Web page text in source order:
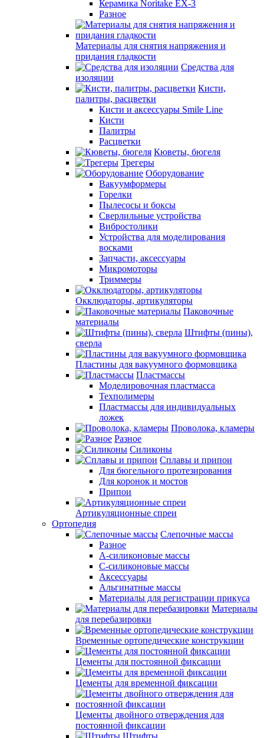
Керамика Noritake EX-3
Разное
Материалы для снятия напряжения и
придания гладкости
Средства для
изоляции
Кисти,
палитры, расцветки
Кисти и аксессуары Smile Line
Кисти
Палитры
Расцветки
Кюветы, бюгеля
Трегеры
Оборудование
Вакуумформеры
Горелки
Пылесосы и боксы
Сверлильные устройства
Вибростолики
Устройства для моделирования
восками
Запчасти, аксессуары
Микромоторы
Триммеры
Окклюдаторы, артикуляторы
Паковочные
материалы
Штифты (пины),
сверла
Пластины для вакуумного формовщика
Пластмассы
Моделировочная пластмасса
Техполимеры
Пластмассы для индивидуальных
ложек
Проволока, кламеры
Разное
Силиконы
Сплавы и припои
Для бюгельного протезирования
Для коронок и мостов
Припои
Артикуляционные спреи
Ортопедия
Слепочные массы
Разное
А-силиконовые массы
С-силиконовые массы
Аксессуары
Альгинатные массы
Материалы для регистрации прикуса
Материалы
для перебазировки
Временные ортопедические конструкции
Цементы для постоянной фиксации
Цементы для временной фиксации
Цементы двойного отверждения для
постоянной фиксации
Штифты